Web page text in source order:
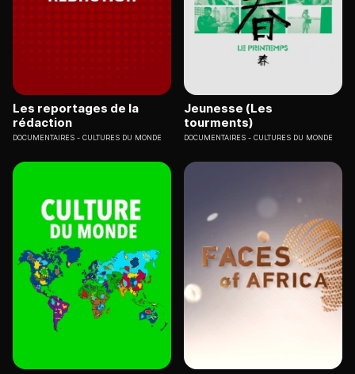
Les reportages de la
rédaction
DOCUMENTAIRES CULTURES DU MONDE
Jeunesse (Les
tourments)
DOCUMENTAIRES CULTURES DU MONDE